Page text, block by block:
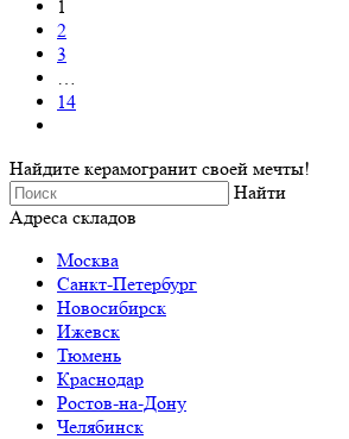
1
2
3
…
14
Найдите керамогранит своей мечты!
Найти
Адреса складов
Москва
Санкт-Петербург
Новосибирск
Ижевск
Тюмень
Краснодар
Ростов-на-Дону
Челябинск